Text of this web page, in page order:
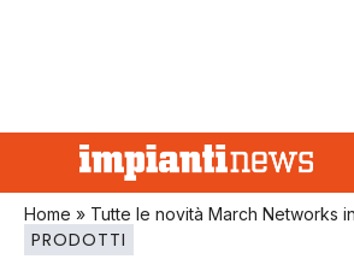
Home » Tutte le novità March Networks
PRODOTTI